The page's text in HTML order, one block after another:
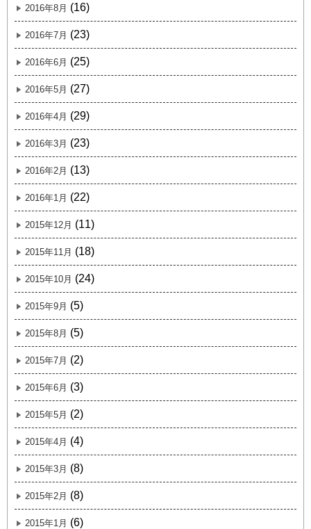
2016年8月 (16)
2016年7月 (23)
2016年6月 (25)
2016年5月 (27)
2016年4月 (29)
2016年3月 (23)
2016年2月 (13)
2016年1月 (22)
2015年12月 (11)
2015年11月 (18)
2015年10月 (24)
2015年9月 (5)
2015年8月 (5)
2015年7月 (2)
2015年6月 (3)
2015年5月 (2)
2015年4月 (4)
2015年3月 (8)
2015年2月 (8)
2015年1月 (6)